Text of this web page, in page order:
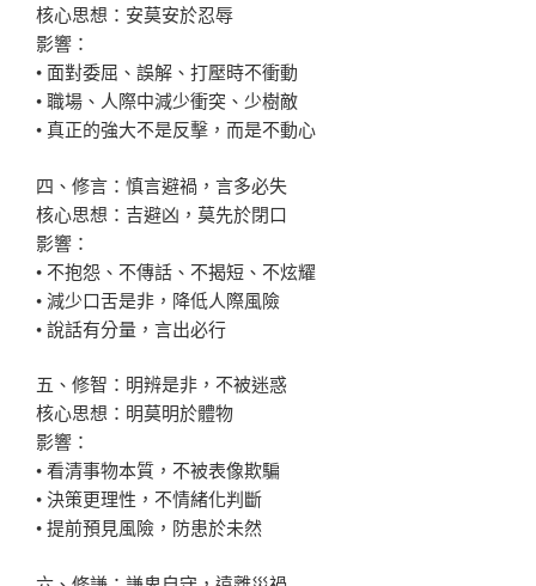
核心思想：安莫安於忍辱
影響：
• 面對委屈、誤解、打壓時不衝動
• 職場、人際中減少衝突、少樹敵
• 真正的強大不是反擊，而是不動心
四、修言：慎言避禍，言多必失
核心思想：吉避凶，莫先於閉口
影響：
• 不抱怨、不傳話、不揭短、不炫耀
• 減少口舌是非，降低人際風險
• 說話有分量，言出必行
五、修智：明辨是非，不被迷惑
核心思想：明莫明於體物
影響：
• 看清事物本質，不被表像欺騙
• 決策更理性，不情緒化判斷
• 提前預見風險，防患於未然